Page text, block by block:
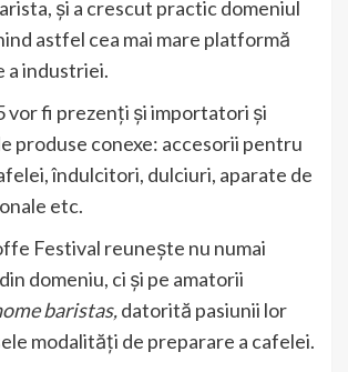
și a crescut practic domeniul
astfel cea mai mare platformă
a industriei.
vor fi prezenți și importatori și
produse conexe: accesorii pentru
îndulcitori, dulciuri, aparate de
etc.
Festival reunește nu numai
domeniu, ci și pe amatorii
baristas,datorită pasiunii lor
modalități de preparare a cafelei.